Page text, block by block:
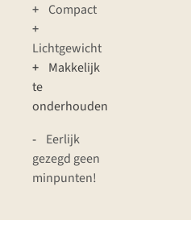
+ Compact
+
Lichtgewicht
+ Makkelijk
te
onderhouden
- Eerlijk
gezegd geen
minpunten!